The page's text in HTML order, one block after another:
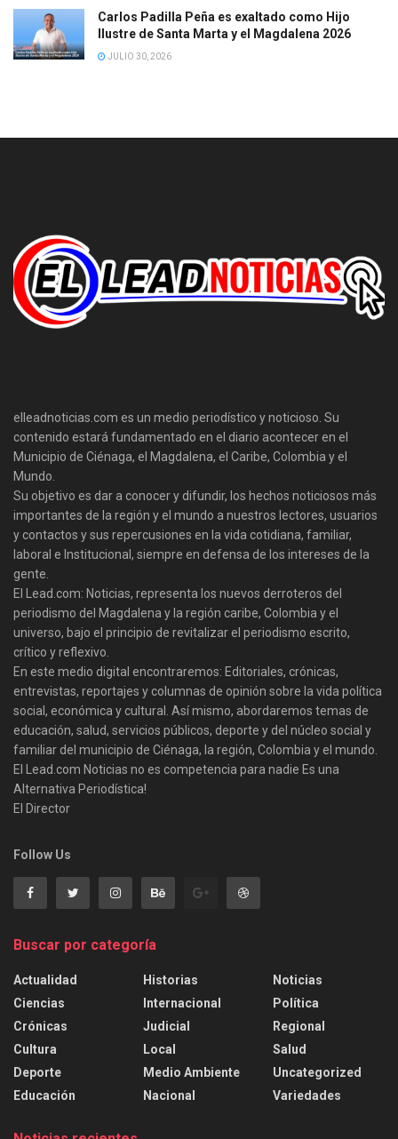
Carlos Padilla Peña es exaltado como Hijo
Ilustre de Santa Marta y el Magdalena 2026
JULIO 30, 2026
elleadnoticias.com es un medio periodístico y noticioso. Su
contenido estará fundamentado en el diario acontecer en el
Municipio de Ciénaga, el Magdalena, el Caribe, Colombia y el
Mundo.
Su objetivo es dar a conocer y difundir, los hechos noticiosos más
importantes de la región y el mundo a nuestros lectores, usuarios
y contactos y sus repercusiones en la vida cotidiana, familiar,
laboral e Institucional, siempre en defensa de los intereses de la
gente.
El Lead.com: Noticias, representa los nuevos derroteros del
periodismo del Magdalena y la región caribe, Colombia y el
universo, bajo el principio de revitalizar el periodismo escrito,
crítico y reflexivo.
En este medio digital encontraremos: Editoriales, crónicas,
entrevistas, reportajes y columnas de opinión sobre la vida política
social, económica y cultural. Así mismo, abordaremos temas de
educación, salud, servicios públicos, deporte y del núcleo social y
familiar del municipio de Ciénaga, la región, Colombia y el mundo.
El Lead.com Noticias no es competencia para nadie Es una
Alternativa Periodística!
El Director
Follow Us
Buscar por categoría
Actualidad
Ciencias
Crónicas
Cultura
Deporte
Educación
Historias
Internacional
Judicial
Local
Medio Ambiente
Nacional
Noticias
Política
Regional
Salud
Uncategorized
Variedades